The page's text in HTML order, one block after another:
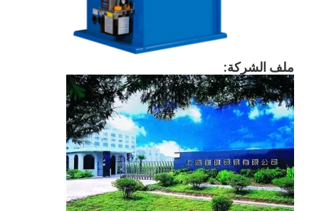
مسكن
منتجات
أشرطة فيديو
معلومات عنا
جولة في المعمل
ملف الشركة: